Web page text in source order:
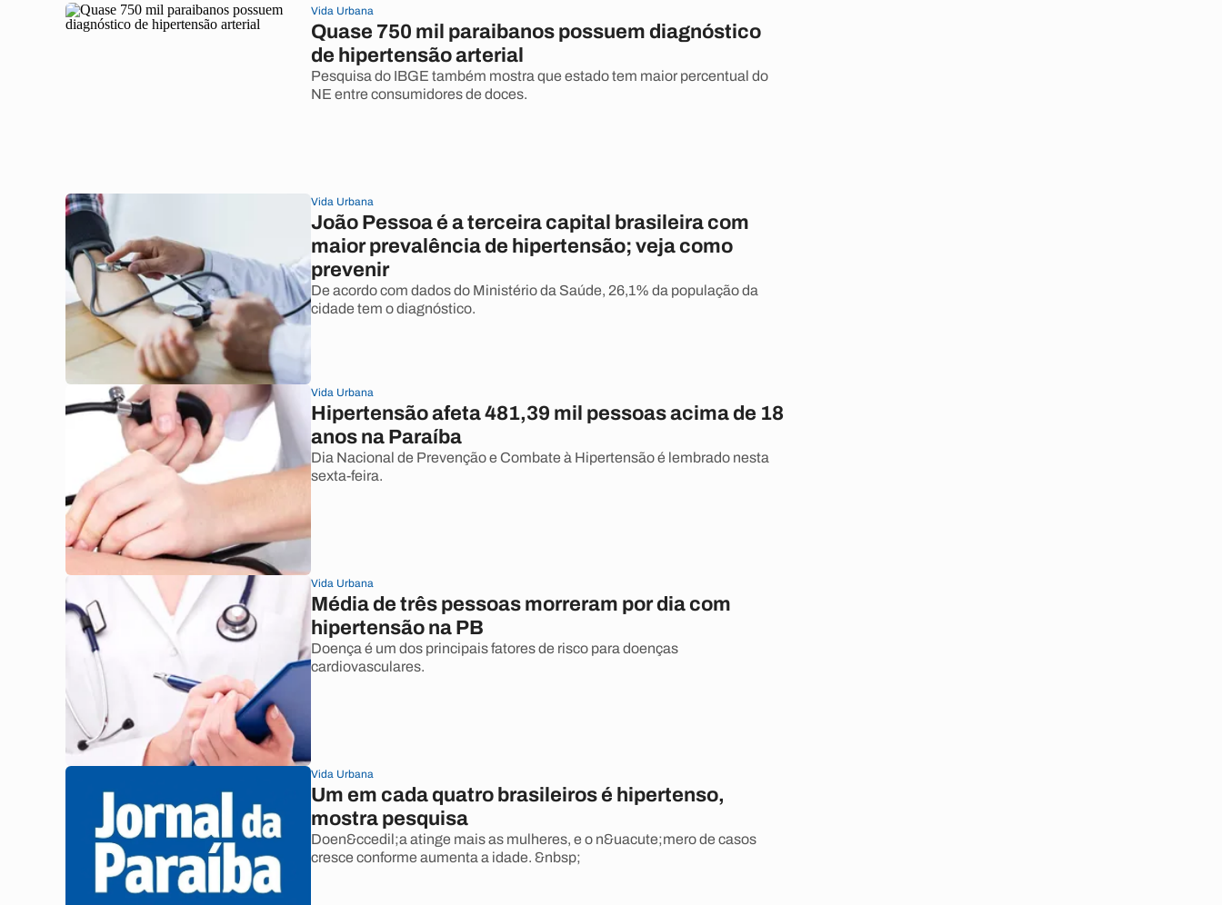
Vida Urbana
Quase 750 mil paraibanos possuem diagnóstico
de hipertensão arterial
Pesquisa do IBGE também mostra que estado tem maior percentual do
NE entre consumidores de doces.
Vida Urbana
João Pessoa é a terceira capital brasileira com
maior prevalência de hipertensão; veja como
prevenir
De acordo com dados do Ministério da Saúde, 26,1% da população da
cidade tem o diagnóstico.
Vida Urbana
Hipertensão afeta 481,39 mil pessoas acima de 18
anos na Paraíba
Dia Nacional de Prevenção e Combate à Hipertensão é lembrado nesta
sexta-feira.
Vida Urbana
Média de três pessoas morreram por dia com
hipertensão na PB
Doença é um dos principais fatores de risco para doenças
cardiovasculares.
Vida Urbana
Um em cada quatro brasileiros é hipertenso,
mostra pesquisa
Doen&ccedil;a atinge mais as mulheres, e o n&uacute;mero de casos
cresce conforme aumenta a idade. &nbsp;